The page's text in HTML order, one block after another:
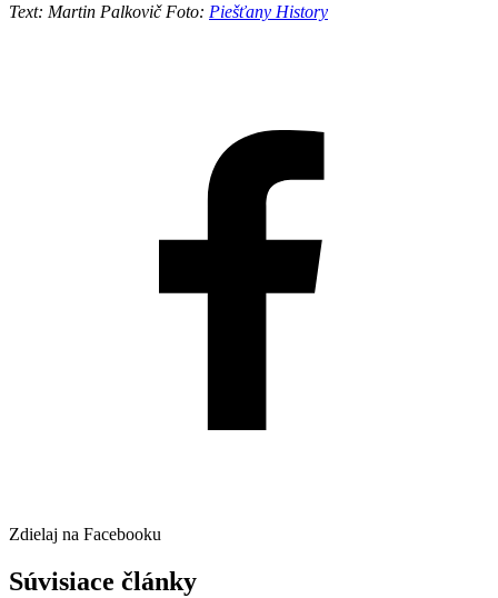
Text: Martin Palkovič Foto: Piešťany History
Zdielaj na Facebooku
Súvisiace články